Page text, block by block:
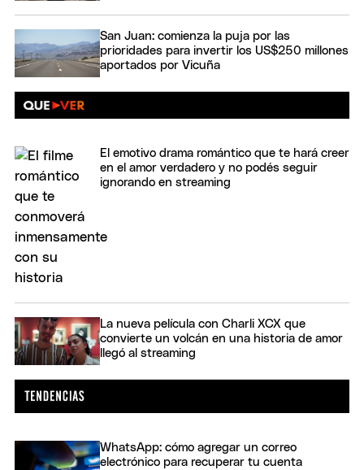
San Juan: comienza la puja por las
prioridades para invertir los US$250 millones
aportados por Vicuña
El emotivo drama romántico que te hará creer
en el amor verdadero y no podés seguir
ignorando en streaming
La nueva película con Charli XCX que
convierte un volcán en una historia de amor
llegó al streaming
WhatsApp: cómo agregar un correo
electrónico para recuperar tu cuenta